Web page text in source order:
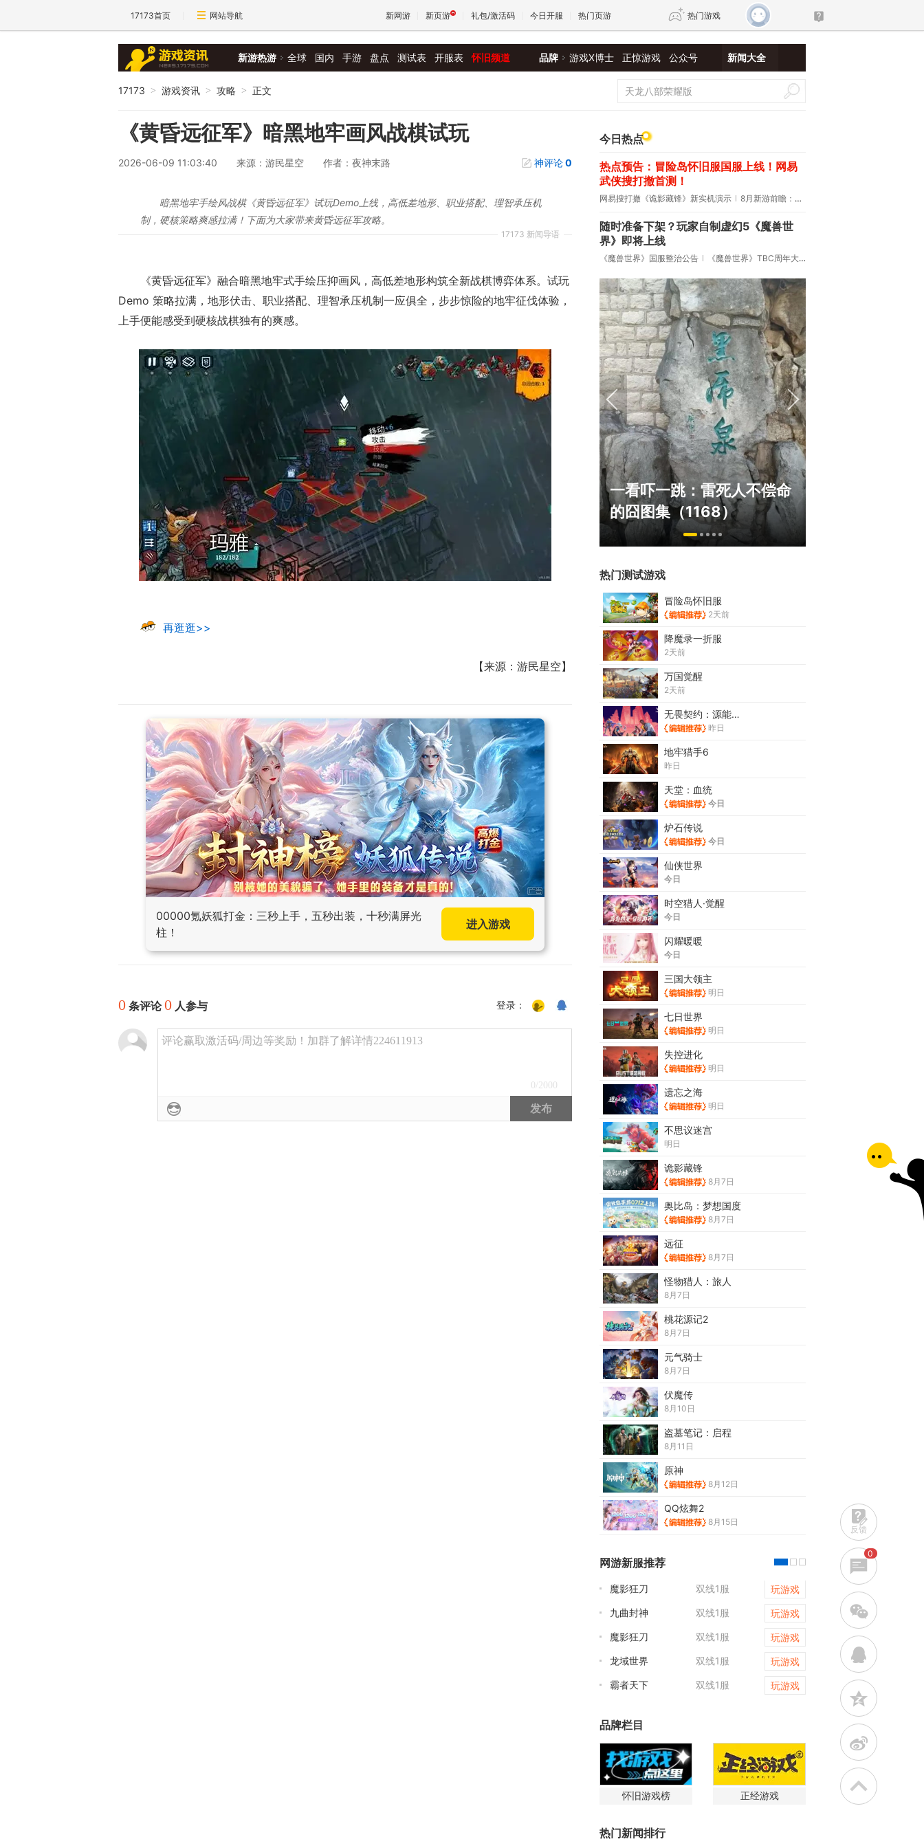
17173首页 网站导航 新网游 新页游 礼包/激活码 今日开服 热门页游 热门游戏
王权与自由 诛仙世界 新仙侠5
新游热游 全球 国内 手游 盘点 测试表 开服表 怀旧频道 品牌 游戏X博士 正惊游戏 公众号 新闻大全
17173 > 游戏资讯 > 攻略 > 正文
《黄昏远征军》暗黑地牢画风战棋试玩
2026-06-09 11:03:40 来源：游民星空 作者：夜神末路 神评论0
17173 新闻导语
暗黑地牢手绘风战棋《黄昏远征军》试玩Demo上线，高低差地形、职业搭配、理智承压机
制，硬核策略爽感拉满！下面为大家带来黄昏远征军攻略。
《黄昏远征军》融合暗黑地牢式手绘压抑画风，高低差地形构筑全新战棋博弈体系。试玩
Demo 策略拉满，地形伏击、职业搭配、理智承压机制一应俱全，步步惊险的地牢征伐体验，
上手便能感受到硬核战棋独有的爽感。
再逛逛>>
【来源：游民星空】
00000氪妖狐打金：三秒上手，五秒出装，十秒满屏光
柱！
进入游戏
0 条评论0 人参与 登录：
评论赢取激活码/周边等奖励！加群了解详情224611913
0 /2000
发布
今日热点
热点预告：冒险岛怀旧服国服上线！网易
武侠搜打撤首测！
网易搜打撤《诡影藏锋》新实机演示 8月新游前瞻：《诡秘之主》领衔
随时准备下架？玩家自制虚幻5《魔兽世
界》即将上线
《魔兽世界》国服整治公告 《魔兽世界》TBC周年大更：双经典团本回归！
老友服“逐鹿中原”火爆上
线，回馈18年天下老头
一看吓一跳：雷死人不偿命
的囧图集（1168）
《冒险岛》怀旧服三服大乱
斗！国服人满为患，台服外
挂猖狂
热门测试游戏
冒险岛怀旧服
2天前
降魔录一折服
2天前
万国觉醒
2天前
无畏契约：源能行动
昨日
地牢猎手6
昨日
天堂：血统
今日
炉石传说
今日
仙侠世界
今日
时空猎人·觉醒
今日
闪耀暖暖
今日
三国大领主
明日
七日世界
明日
失控进化
明日
遗忘之海
明日
不思议迷宫
明日
诡影藏锋
8月7日
奥比岛：梦想国度
8月7日
远征
8月7日
怪物猎人：旅人
8月7日
桃花源记2
8月7日
元气骑士
8月7日
伏魔传
8月10日
盗墓笔记：启程
8月11日
原神
8月12日
QQ炫舞2
8月15日
网游新服推荐
魔影狂刀 双线1服
玩游戏
九曲封神
双线1服
玩游戏
魔影狂刀
双线1服
玩游戏
龙域世界
双线1服
玩游戏
霸者天下
双线1服 玩游戏
维京传奇
凡人修仙传web
战神世纪
天尊传奇
维京传奇
品牌栏目
怀旧游戏榜 正经游戏
热门新闻排行
反馈
0
w
q
z
t